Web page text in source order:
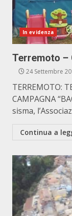
In evidenza
Terremoto –
24 Settembre
TERREMOTO:
CAMPAGNA
sisma,
Continua a